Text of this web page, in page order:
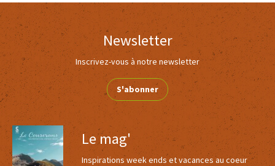
11h00 à 23h00
Vendredi
11h00 à 23h00
Samedi
11h00 à 02h00
Parking à proximité
Services
Activités sur place
Animation Animations de soirées
5
Newsletter
Inscrivez-vous à notre newsletter
S'abonner
Le mag'
Inspirations week ends et vacances au coeur